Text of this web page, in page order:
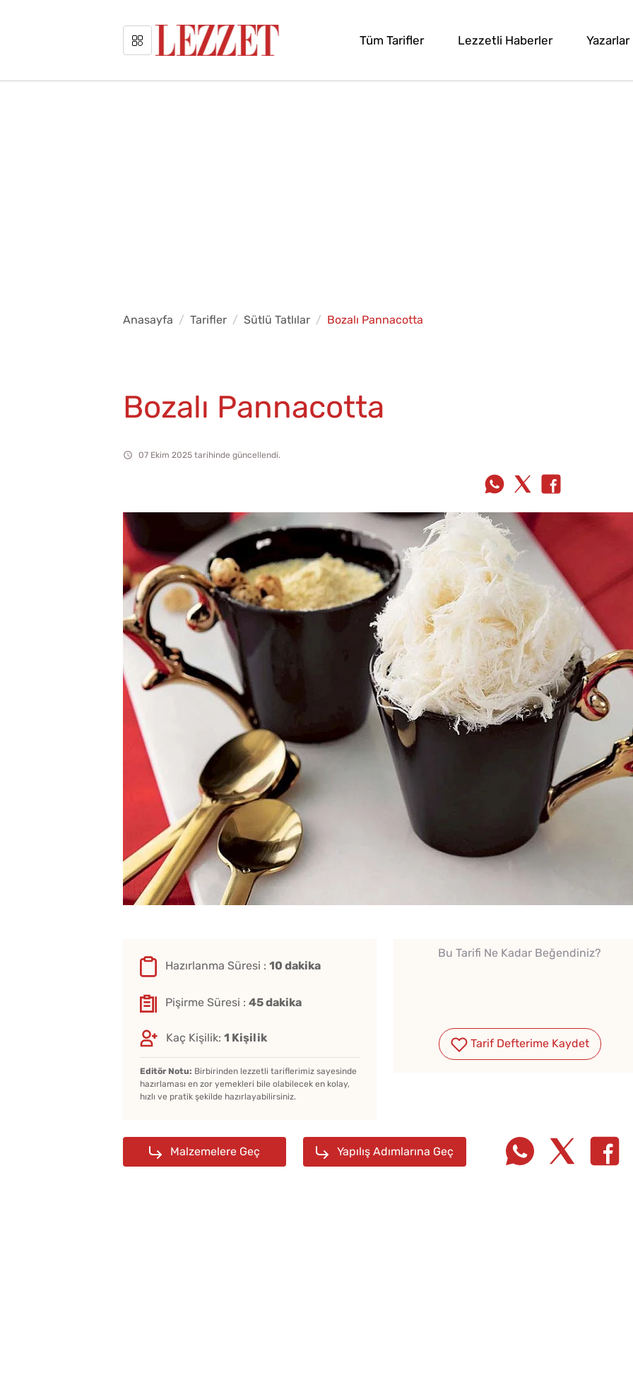
Tüm Tarifler Lezzetli Haberler Yazarlar
Anasayfa Tarifler Sütlü Tatlılar Bozalı Pannacotta
Bozalı Pannacotta
07 Ekim 2025 tarihinde güncellendi.
Hazırlanma Süresi : 10 dakika
Pişirme Süresi : 45 dakika
Kaç Kişilik: 1 Kişilik
Editör Notu: Birbirinden lezzetli tariflerimiz sayesinde
hazırlaması en zor yemekleri bile olabilecek en kolay,
hızlı ve pratik şekilde hazırlayabilirsiniz.
Bu Tarifi Ne Kadar Beğendiniz?
Tarif Defterime Kaydet
Malzemelere Geç Yapılış Adımlarına Geç
Puf Puf Kabaran Hamur
Çekmemesi İçin Ne
Yapılır?
3